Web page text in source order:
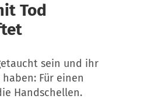
Tod
sein und ihr
Für einen
Handschellen.